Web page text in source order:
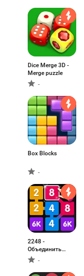
Dice Merge 3D -
Merge puzzle
-
Box Blocks
-
2248 -
Объединить
игры-